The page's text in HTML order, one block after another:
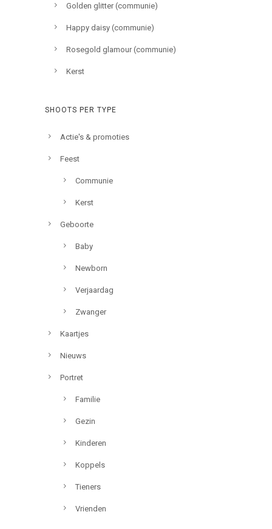
Golden glitter (communie)
Happy daisy (communie)
Rosegold glamour (communie)
Kerst
SHOOTS PER TYPE
Actie's & promoties
Feest
Communie
Kerst
Geboorte
Baby
Newborn
Verjaardag
Zwanger
Kaartjes
Nieuws
Portret
Familie
Gezin
Kinderen
Koppels
Tieners
Vrienden